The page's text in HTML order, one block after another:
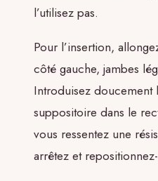
l’utilisez pas.
Pour l’insertion,
côté gauche, jambes
Introduisez doucement
suppositoire dans le
vous ressentez une
arrêtez et